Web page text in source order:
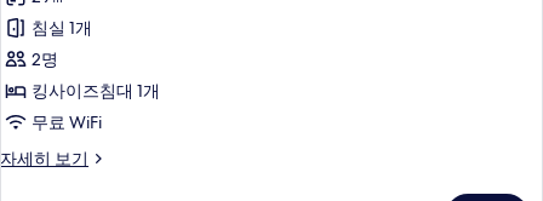
능
한
터
사
이
즈
침
대
1
침실 1개
2명
킹사이즈침대 1개
무료 WiFi
자세히 보기
룸,